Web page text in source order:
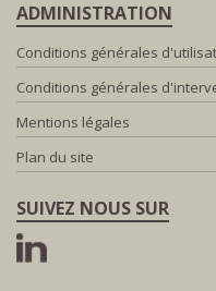
ADMINISTRATION
Conditions générales
Conditions générales
Mentions légales
Plan du site
SUIVEZ NOUS SUR